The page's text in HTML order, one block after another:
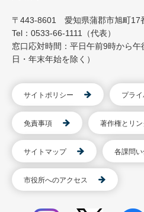
〒443-8601 愛知県蒲郡市旭町17
Tel：0533-66-1111（代表）
窓口応対時間：平日午前9時から
日・年末年始を除く）
サイトポリシー プラ
免責事項 著作権とリン
サイトマップ 各課問
市役所へのアクセス